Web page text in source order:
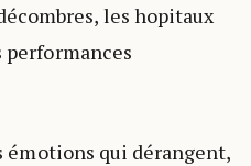
les hopitaux
performances
émotions qui dérangent,